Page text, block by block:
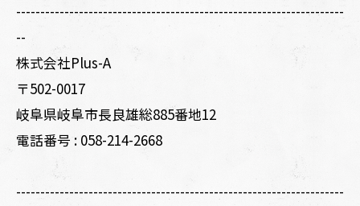
--------------------------------------------------------------------
--
株式会社Plus-A
〒502-0017
岐阜県岐阜市長良雄総885番地12
電話番号 : 058-214-2668
--------------------------------------------------------------------